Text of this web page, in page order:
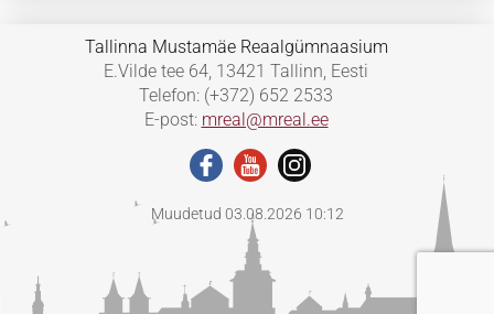
Tallinna Mustamäe Reaalgümnaasium
E.Vilde tee 64, 13421 Tallinn, Eesti
Telefon: (+372) 652 2533
E-post: mreal@mreal.ee
Muudetud 03.08.2026 10:12